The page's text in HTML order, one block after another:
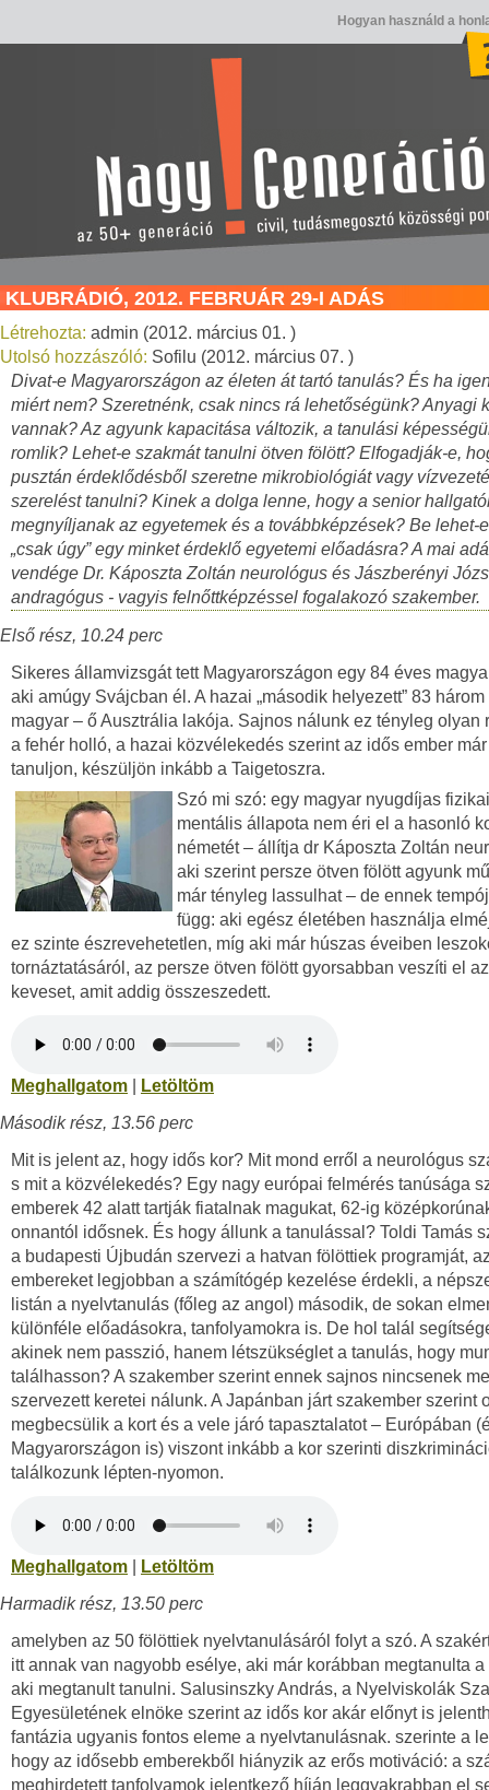
Hogyan használd a
KLUBRÁDIÓ, 2012. FEBRUÁR 29-I ADÁS
Létrehozta: admin (2012. március 01. )
Utolsó hozzászóló: Sofilu (2012. március 07. )
Divat-e Magyarországon az életen át tartó tanulás? És ha
miért nem? Szeretnénk, csak nincs rá lehetőségünk? Anyagi
vannak? Az agyunk kapacitása változik, a tanulási
romlik? Lehet-e szakmát tanulni ötven fölött? Elfogadják-e,
pusztán érdeklődésből szeretne mikrobiológiát vagy
szerelést tanulni? Kinek a dolga lenne, hogy a senior
megnyíljanak az egyetemek és a továbbképzések? Be lehet-
„csak úgy” egy minket érdeklő egyetemi előadásra? A mai
vendége Dr. Káposzta Zoltán neurológus és Jászberényi
andragógus - vagyis felnőttképzéssel fogalakozó szakember.
Első rész, 10.24 perc
Sikeres államvizsgát tett Magyarországon egy 84 éves
aki amúgy Svájcban él. A hazai „második helyezett” 83
magyar – ő Ausztrália lakója. Sajnos nálunk ez tényleg olyan
a fehér holló, a hazai közvélekedés szerint az idős ember
tanuljon, készüljön inkább a Taigetoszra.
Szó mi szó: egy magyar nyugdíjas
mentális állapota nem éri el a hasonló
németét – állítja dr Káposzta Zoltán
aki szerint persze ötven fölött agyunk
már tényleg lassulhat – de ennek
függ: aki egész életében használja
ez szinte észrevehetetlen, míg aki már húszas éveiben
tornáztatásáról, az persze ötven fölött gyorsabban veszíti el
keveset, amit addig összeszedett.
Meghallgatom
Letöltöm
Második rész, 13.56 perc
Mit is jelent az, hogy idős kor? Mit mond erről a neurológus
s mit a közvélekedés? Egy nagy európai felmérés tanúsága
emberek 42 alatt tartják fiatalnak magukat, 62-ig
onnantól idősnek. És hogy állunk a tanulással? Toldi Tamás
a budapesti Újbudán szervezi a hatvan fölöttiek programját,
embereket legjobban a számítógép kezelése érdekli, a
listán a nyelvtanulás (főleg az angol) második, de sokan
különféle előadásokra, tanfolyamokra is. De hol talál
akinek nem passzió, hanem létszükséglet a tanulás, hogy
találhasson? A szakember szerint ennek sajnos nincsenek
szervezett keretei nálunk. A Japánban járt szakember szerint
megbecsülik a kort és a vele járó tapasztalatot – Európában
Magyarországon is) viszont inkább a kor szerinti
találkozunk lépten-nyomon.
Meghallgatom
Letöltöm
Harmadik rész, 13.50 perc
amelyben az 50 fölöttiek nyelvtanulásáról folyt a szó. A
itt annak van nagyobb esélye, aki már korábban megtanulta a
aki megtanult tanulni. Salusinszky András, a Nyelviskolák
Egyesületének elnöke szerint az idős kor akár előnyt is
fantázia ugyanis fontos eleme a nyelvtanulásnak. szerinte a
hogy az idősebb emberekből hiányzik az erős motiváció: a
meghirdetett tanfolyamok jelentkező híján leggyakrabban el